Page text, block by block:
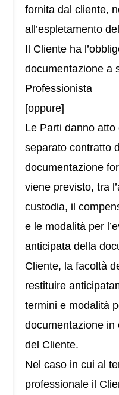
fornita dal cliente,
all’espletamento
Il Cliente ha
documentazione a
Professionista
[oppure]
Le Parti danno
separato contratto
documentazione
viene previsto, tra
custodia, il
e le modalità per
anticipata della
Cliente, la facoltà
restituire
termini e modalità
documentazione in
del Cliente.
Nel caso in cui al
professionale il